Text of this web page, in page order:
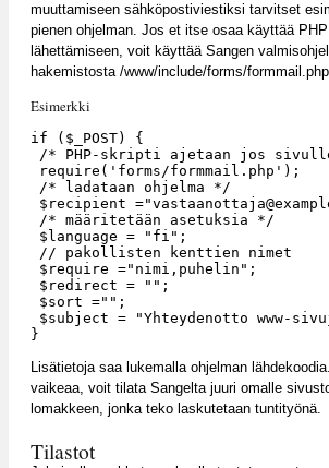
muuttamiseen sähköpostiviestiksi tarvitset
pienen ohjelman. Jos et itse osaa käyttää
lähettämiseen, voit käyttää Sangen
hakemistosta /www/include/forms/
Esimerkki
if ($_POST) {
/* PHP-skripti ajetaan jos
require('forms/formmail.php');
/* ladataan ohjelma */
$recipient
/* määritetään asetuksia */
$language = "fi";
// pakollisten kenttien nimet
$require ="nimi,puhelin";
$redirect = "";
$sort ="";
$subject = "Yhteydenotto www-
Lisätietoja saa lukemalla ohjelman
vaikeaa, voit tilata Sangelta juuri omalle
lomakkeen, jonka teko laskutetaan tuntityönä.
Tilastot